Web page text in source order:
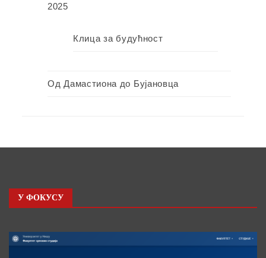
2025
Клица за будућност
Од Дамастиона до Бујановца
У ФОКУСУ